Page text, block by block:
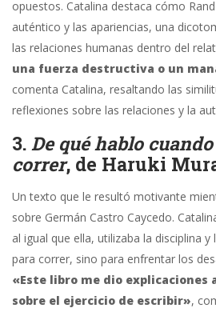
opuestos. Catalina destaca cómo
auténtico y las apariencias, una
las relaciones humanas dentro del
una fuerza destructiva o un
comenta Catalina, resaltando las
reflexiones sobre las relaciones y la
3. De qué hablo
correr, de Haruki
Un texto que le resultó motivante
sobre Germán Castro Caycedo.
al igual que ella, utilizaba la disciplina
para correr, sino para enfrentar los
«Este libro me dio explicaciones
sobre el ejercicio de escribir»,